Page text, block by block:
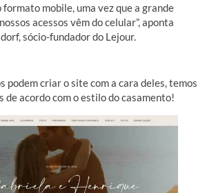
formato mobile, uma vez que a grande
acessos vêm do celular”, aponta
sócio-fundador do Lejour.
podem criar o site com a cara deles, temos
acordo com o estilo do casamento!